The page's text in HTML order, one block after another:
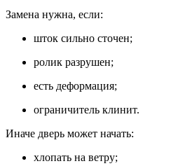
Замена нужна, если:
шток сильно сточен;
ролик разрушен;
есть деформация;
ограничитель клинит.
Иначе дверь может начать:
хлопать на ветру;